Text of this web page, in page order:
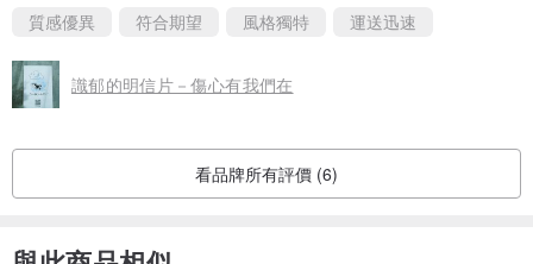
質感優異 符合期望 風格獨特 運送迅速
識郁的明信片－傷心有我們在
看品牌所有評價 (6)